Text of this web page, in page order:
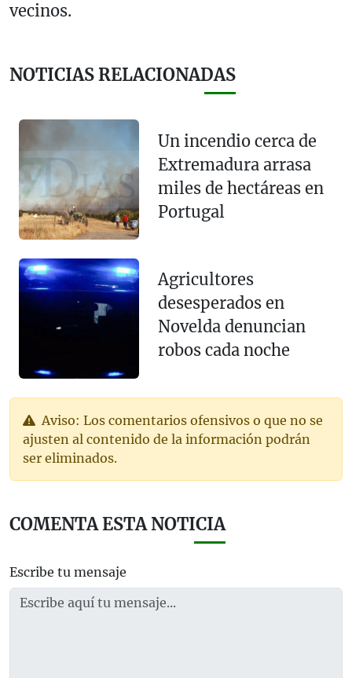
vecinos.
NOTICIAS RELACIONADAS
Un incendio cerca de
Extremadura arrasa
miles de hectáreas en
Portugal
Agricultores
desesperados en
Novelda denuncian
robos cada noche
Aviso: Los comentarios ofensivos o que no se
ajusten al contenido de la información podrán
ser eliminados.
COMENTA ESTA NOTICIA
Escribe tu mensaje